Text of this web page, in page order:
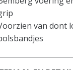
van dont